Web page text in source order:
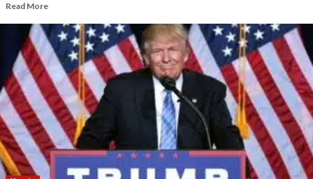
Read More